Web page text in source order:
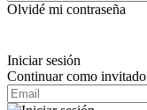
Olvidé mi contraseña
Iniciar sesión
Continuar como invitado